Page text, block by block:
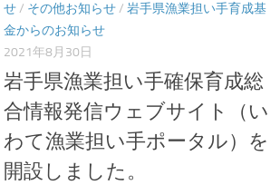
せ/ その他お知らせ/ 岩手県漁業担い手育成基
金からのお知らせ
2021年8月30日
岩手県漁業担い手確保育成総
合情報発信ウェブサイト（い
わて漁業担い手ポータル）を
開設しました。